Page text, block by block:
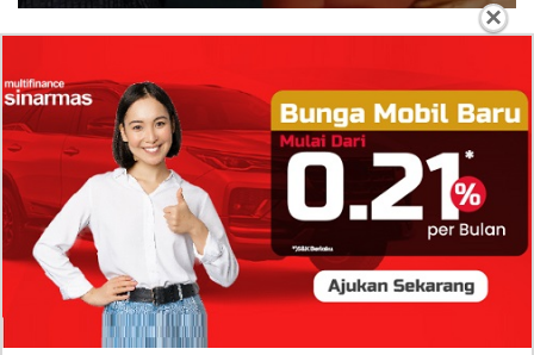
×
Baru Raisa Andriana yang Kini Resmi Go Publik?
Sumber Penghasilan Asila Maisa Apa Saja? Dituding
Beli Barang Branded Pakai Uang Ayah yang Jadi
Wabup!
Dugaan Bullying: Siswa MTs Pati Kehilangan 2 Jari,
Intip Dua Versi Kronologinya
Isu Reshuffle Kabinet Prabowo Menguat, Faktor Ini